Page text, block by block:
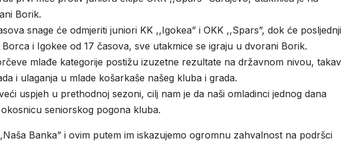
Borik.
snage će odmjeriti juniori KK ,,Igokea” i OKK ,,Spars”, dok će posljednji
i Igokee od 17 časova, sve utakmice se igraju u dvorani Borik.
mlađe kategorije postižu izuzetne rezultate na državnom nivou, takav
i ulaganja u mlade košarkaše našeg kluba i grada.
uspjeh u prethodnoj sezoni, cilj nam je da naši omladinci jednog dana
seniorskog pogona kluba.
Banka” i ovim putem im iskazujemo ogromnu zahvalnost na podršci